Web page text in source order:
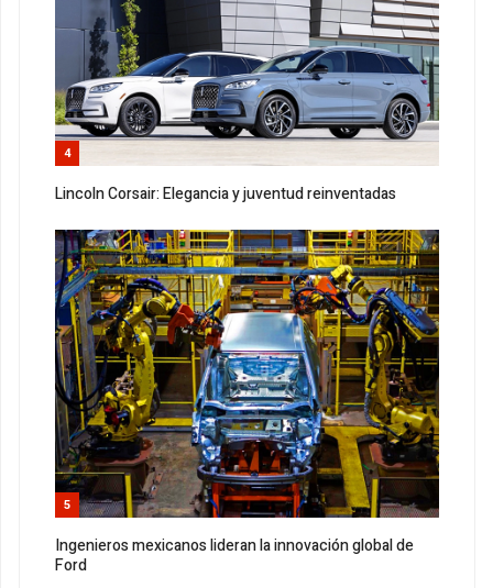
4
Lincoln Corsair: Elegancia y juventud reinventadas
5
Ingenieros mexicanos lideran la innovación global de
Ford